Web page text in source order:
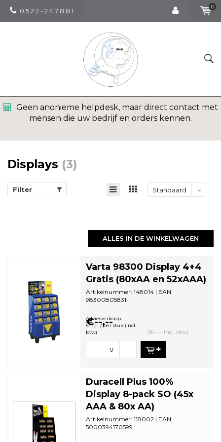
0 5 2 2 - 2 4 7 8 8 1
0
Geen anonieme helpdesk, maar direct contact met
mensen die uw bedrijf en orders kennen.
Displays (3)
Filter Standaard
ALLES IN DE WINKELWAGEN
Varta 98300 Display 4+4
Gratis (80xAA en 52xAAA)
Artikelnummer: 148014 | EAN:
98300805831
bestelhoeveelheid: 1
€--,--
Adviesverkoop:
€--,-- / per stuk (incl.
btw)
(€--,-- incl. btw)
- +
Duracell Plus 100%
Display 8-pack SO (45x
AAA & 80x AA)
Artikelnummer: 118002 | EAN:
5000394170599